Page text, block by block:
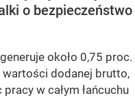
o bezpieczeństwo
około 0,75 proc.
wartości dodanej brutto,
w całym łańcuchu